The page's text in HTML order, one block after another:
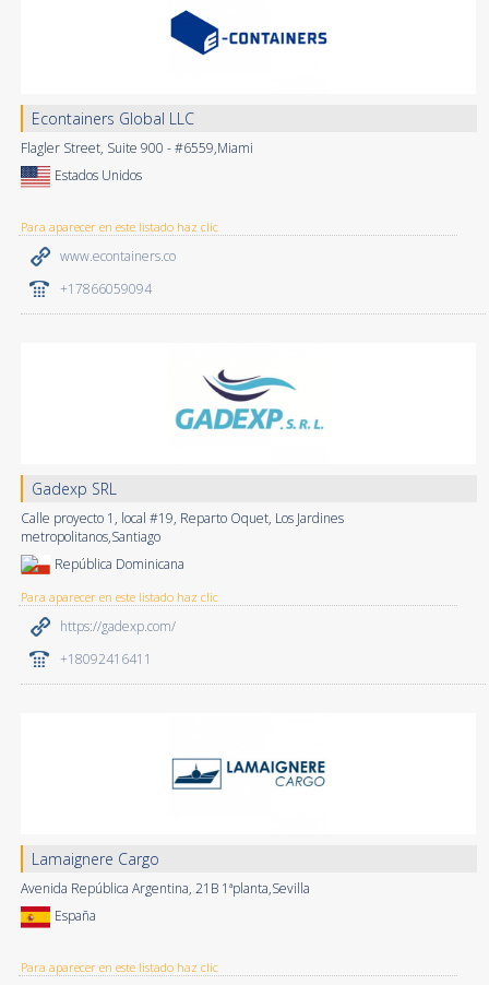
Econtainers Global LLC
Flagler Street, Suite 900 - #6559,Miami
Estados Unidos
Para aparecer en este listado haz clic
www.econtainers.co
+17866059094
Gadexp SRL
Calle proyecto 1, local #19, Reparto Oquet, Los Jardines
metropolitanos,Santiago
República Dominicana
Para aparecer en este listado haz clic
https://gadexp.com/
+18092416411
Lamaignere Cargo
Avenida República Argentina, 21B 1ªplanta,Sevilla
España
Para aparecer en este listado haz clic